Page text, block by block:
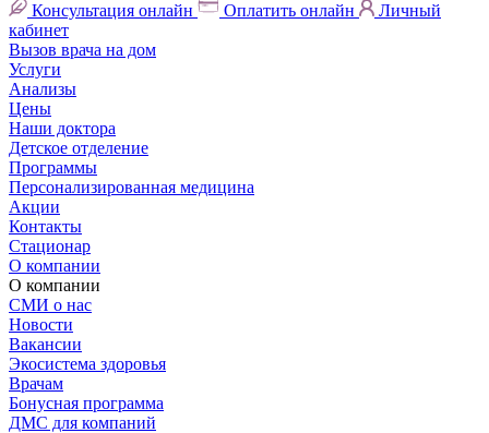
Консультация онлайн Оплатить онлайн
Личный
кабинет
Вызов врача на дом
Услуги
Анализы
Цены
Наши доктора
Детское отделение
Программы
Персонализированная медицина
Акции
Контакты
Стационар
О компании
О компании
СМИ о нас
Новости
Вакансии
Экосистема здоровья
Врачам
Бонусная программа
ДМС для компаний